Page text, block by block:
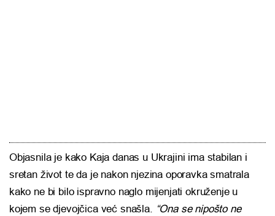
Objasnila je kako Kaja danas u Ukrajini ima stabilan i
sretan život te da je nakon njezina oporavka smatrala
kako ne bi bilo ispravno naglo mijenjati okruženje u
kojem se djevojčica već snašla. “Ona se nipošto ne